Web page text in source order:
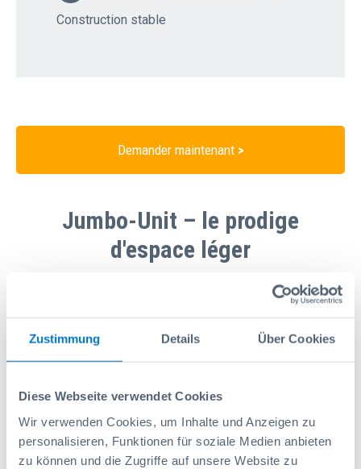
Zustimmung Details Über Cookies
Diese Webseite verwendet Cookies
Wir verwenden Cookies, um Inhalte und Anzeigen zu
personalisieren, Funktionen für soziale Medien anbieten
zu können und die Zugriffe auf unsere Website zu
Construction stable
Demander maintenant >
Jumbo-Unit – le prodige
d'espace léger
Tirez le volume maximum de votre espace de
permet, outre les possibilités de rangement à grand volume,
l'utilisation d'une surface de transport illimitée. Sur les
également sa place. Grâce à une solution de double fond en
combinaison avec un équipement de véhicule
soigneusement planifié, il est même possible d'optimiser le
volume de chargement de telle sorte qu'un downsizing vers